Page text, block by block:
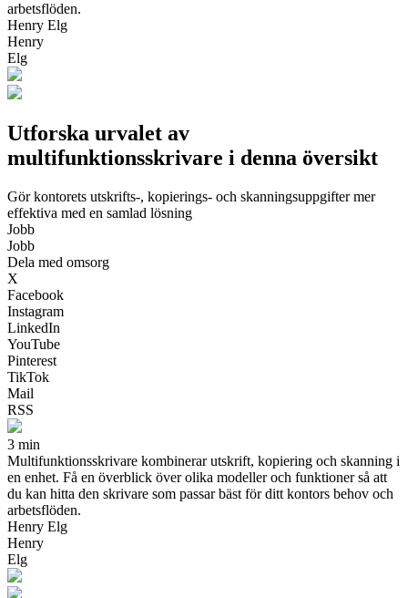
arbetsflöden.
Henry Elg
Henry
Elg
Utforska urvalet av
multifunktionsskrivare i denna översikt
Gör kontorets utskrifts-, kopierings- och skanningsuppgifter mer
effektiva med en samlad lösning
Jobb
Jobb
Dela med omsorg
X
Facebook
Instagram
LinkedIn
YouTube
Pinterest
TikTok
Mail
RSS
3 min
Multifunktionsskrivare kombinerar utskrift, kopiering och skanning i
en enhet. Få en överblick över olika modeller och funktioner så att
du kan hitta den skrivare som passar bäst för ditt kontors behov och
arbetsflöden.
Henry Elg
Henry
Elg